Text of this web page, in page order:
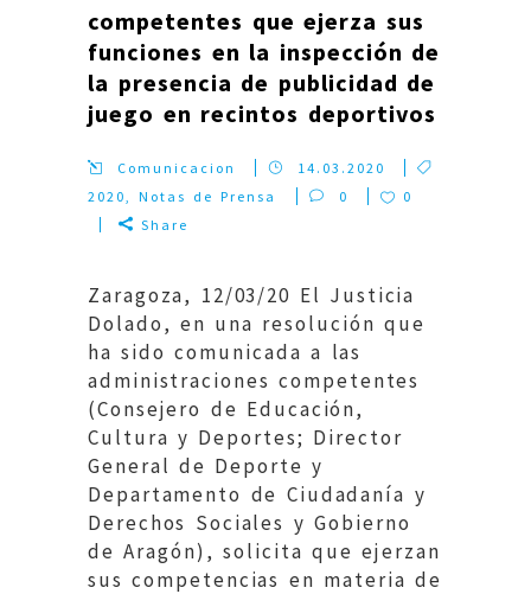
competentes que ejerza sus
funciones en la inspección de
la presencia de publicidad de
juego en recintos deportivos
Comunicacion
14.03.2020
2020,Notas de Prensa 0
0
Share
Zaragoza, 12/03/20 El Justicia
Dolado, en una resolución que
ha sido comunicada a las
administraciones competentes
(Consejero de Educación,
Cultura y Deportes; Director
General de Deporte y
Departamento de Ciudadanía y
Derechos Sociales y Gobierno
de Aragón), solicita que ejerzan
sus competencias en materia de